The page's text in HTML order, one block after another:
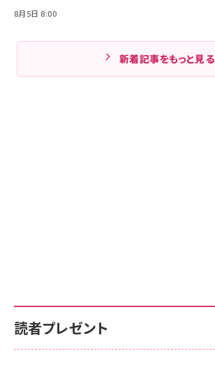
8月5日 8:00
新着記事をもっと見る
読者プレゼント